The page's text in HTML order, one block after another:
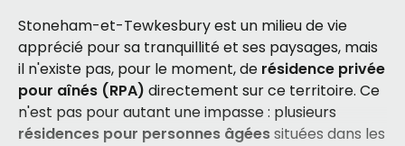
Stoneham-et-Tewkesbury est un milieu de vie
apprécié pour sa tranquillité et ses paysages, mais
il n'existe pas, pour le moment, de résidence privée
pour aînés (RPA) directement sur ce territoire. Ce
n'est pas pour autant une impasse : plusieurs
résidences pour personnes âgéessituées dans les